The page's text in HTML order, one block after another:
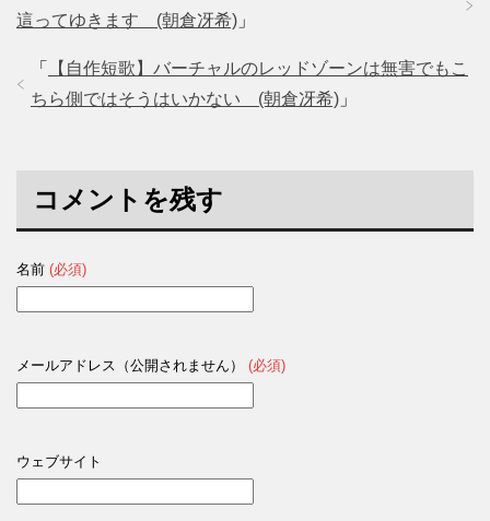
這ってゆきます (朝倉冴希) 」
「
【自作短歌】バーチャルのレッドゾーンは無害でもこ
ちら側ではそうはいかない (朝倉冴希) 」
コメントを残す
名前 (必須)
メールアドレス（公開されません） (必須)
ウェブサイト